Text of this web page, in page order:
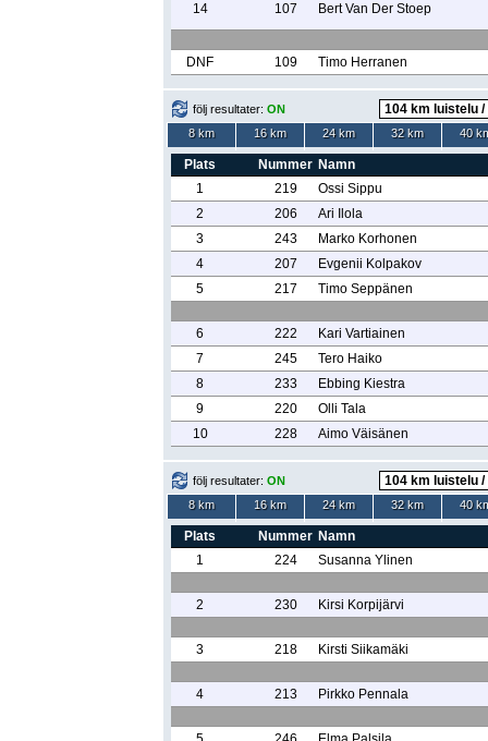
14 107 Bert Van Der Stoep
DNF 109 Timo Herranen
följ resultater: ON
8 km
16 km 24 km 32 km 40
Plats Nummer Namn
1
219
Ossi Sippu
2
206
Ari Ilola
3
243
Marko Korhonen
4
207
Evgenii Kolpakov
5
217 Timo Seppänen
6 222
Kari Vartiainen
7
245
Tero Haiko
8
233
Ebbing Kiestra
9
220
Olli Tala
10
228 Aimo Väisänen
följ resultater: ON
8 km
16 km 24 km 32 km 40
Plats Nummer Namn
1
224 Susanna Ylinen
2 230 Kirsi Korpijärvi
3 218 Kirsti Siikamäki
4 213 Pirkko Pennala